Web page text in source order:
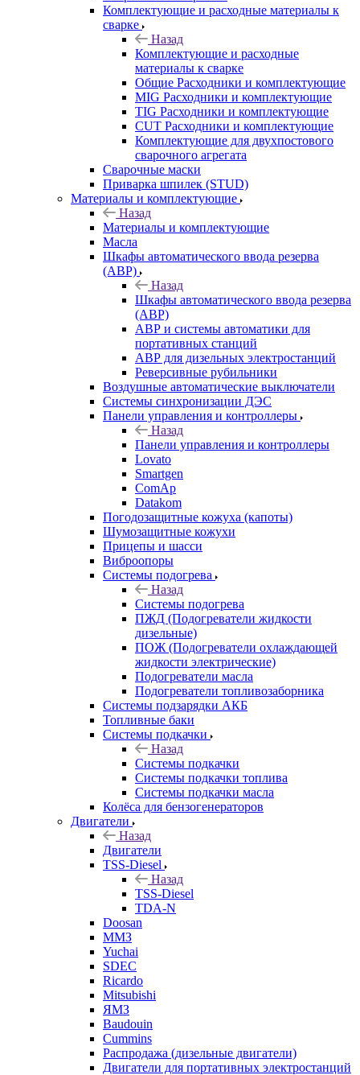
Комплектующие и расходные материалы к
сварке
Назад
Комплектующие и расходные
материалы к сварке
Общие Расходники и комплектующие
MIG Расходники и комплектующие
TIG Расходники и комплектующие
CUT Расходники и комплектующие
Комплектующие для двухпостового
сварочного агрегата
Сварочные маски
Приварка шпилек (STUD)
Материалы и комплектующие
Назад
Материалы и комплектующие
Масла
Шкафы автоматического ввода резерва
(АВР)
Назад
Шкафы автоматического ввода резерва
(АВР)
АВР и системы автоматики для
портативных станций
АВР для дизельных электростанций
Реверсивные рубильники
Воздушные автоматические выключатели
Системы синхронизации ДЭС
Панели управления и контроллеры
Назад
Панели управления и контроллеры
Lovato
Smartgen
ComAp
Datakom
Погодозащитные кожуха (капоты)
Шумозащитные кожухи
Прицепы и шасси
Виброопоры
Системы подогрева
Назад
Системы подогрева
ПЖД (Подогреватели жидкости
дизельные)
ПОЖ (Подогреватели охлаждающей
жидкости электрические)
Подогреватели масла
Подогреватели топливозаборника
Системы подзарядки АКБ
Топливные баки
Системы подкачки
Назад
Системы подкачки
Системы подкачки топлива
Системы подкачки масла
Колёса для бензогенераторов
Двигатели
Назад
Двигатели
TSS-Diesel
Назад
TSS-Diesel
TDA-N
Doosan
ММЗ
Yuchai
SDEC
Ricardo
Mitsubishi
ЯМЗ
Baudouin
Cummins
Распродажа (дизельные двигатели)
Двигатели для портативных электростанций